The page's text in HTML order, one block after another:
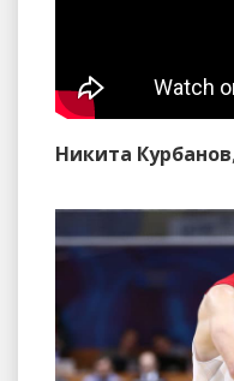
Никита Курбанов